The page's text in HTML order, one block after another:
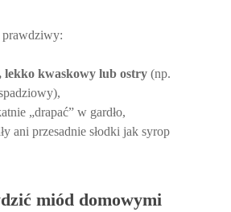
prawdziwy:
lekko kwaskowy lub ostry (np.
„drapać” w gardło,
ani przesadnie słodki jak syrop
miód domowymi